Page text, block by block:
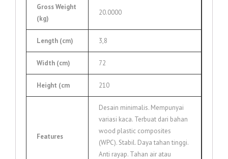
Gross Weight
(kg)
20.0000
Length (cm) 3,8
Width (cm) 72
Height (cm 210
Features
Desain minimalis. Mempunyai
variasi kaca. Terbuat dari bahan
wood plastic composites
(WPC). Stabil. Daya tahan tinggi.
Anti rayap. Tahan air atau